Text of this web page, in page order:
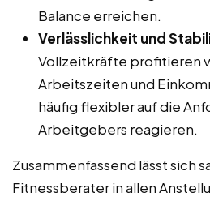
Balance erreichen.
Verlässlichkeit und
Vollzeitkräfte profitieren
Arbeitszeiten und
häufig flexibler auf die
Arbeitgebers reagieren.
Zusammenfassend lässt sich
Fitnessberater in allen